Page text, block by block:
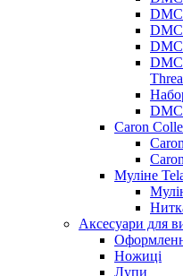
Caron
Муліне
Аксесуари для
Ножиці
Лупи